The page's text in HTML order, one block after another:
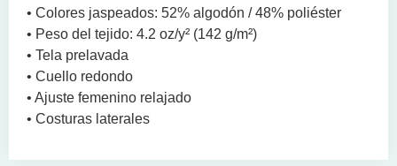
• Colores jaspeados: 52% algodón / 48% poliéster
• Peso del tejido: 4.2 oz/y² (142 g/m²)
• Tela prelavada
• Cuello redondo
• Ajuste femenino relajado
• Costuras laterales